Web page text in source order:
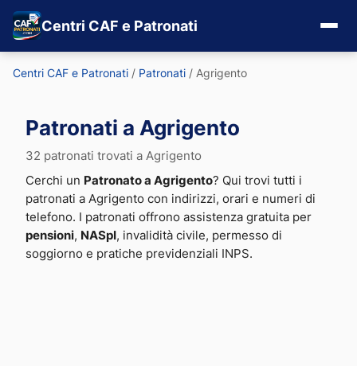
Centri CAF e Patronati
Centri CAF e Patronati / Patronati / Agrigento
Patronati a Agrigento
32 patronati trovati a Agrigento
Cerchi un Patronato a Agrigento? Qui trovi tutti i
patronati a Agrigento con indirizzi, orari e numeri di
telefono. I patronati offrono assistenza gratuita per
pensioni, NASpI , invalidità civile, permesso di
soggiorno e pratiche previdenziali INPS.